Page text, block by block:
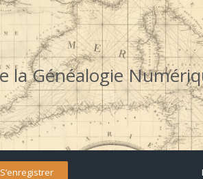
la Généalogie
S’enregistrer